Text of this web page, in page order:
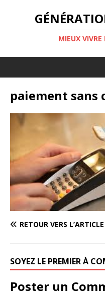
MIEUX VIVRE
paiement sans
RETOUR VERS L’ARTICLE
SOYEZ LE PREMIER À
Poster un